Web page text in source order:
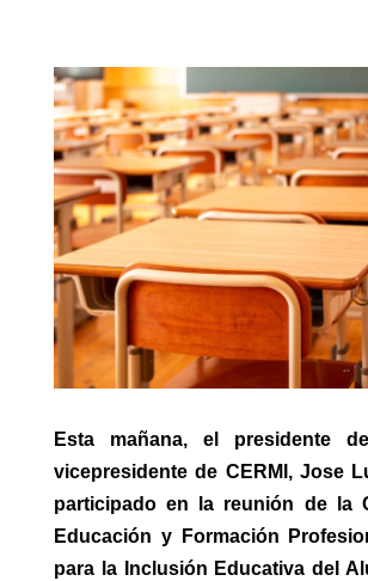
Esta mañana, el presidente
vicepresidente de CERMI, Jose
participado en la reunión de la
Educación y Formación
para la Inclusión Educativa del